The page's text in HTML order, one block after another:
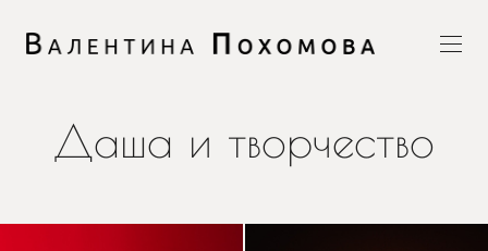
Даша и творчество